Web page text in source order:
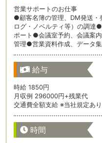
営業サポートのお仕事
●顧客名簿の管理、DM発送
ログ・ノベルティ等）の調達
ポート●会議室予約、会議案
管理●営業資料作成、データ
給与
時給 1850円
月収例 296000円+残業代
交通費全額支給 ※当社規定あり
時間